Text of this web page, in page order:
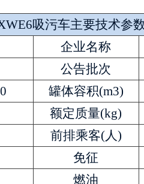
吸污车主要技术参
企业名称
公告批次
罐体容积(m3)
额定质量(kg)
前排乘客(人)
免征
燃油